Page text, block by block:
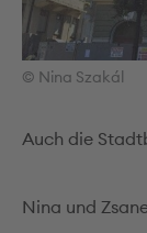
© Nina Szakál
Auch die
Nina und